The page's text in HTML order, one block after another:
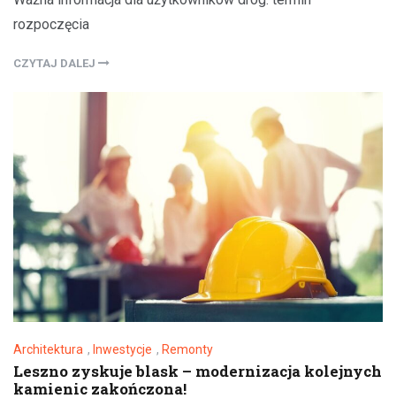
rozpoczęcia
CZYTAJ DALEJ
Architektura , Inwestycje , Remonty
Leszno zyskuje blask – modernizacja kolejnych
kamienic zakończona!